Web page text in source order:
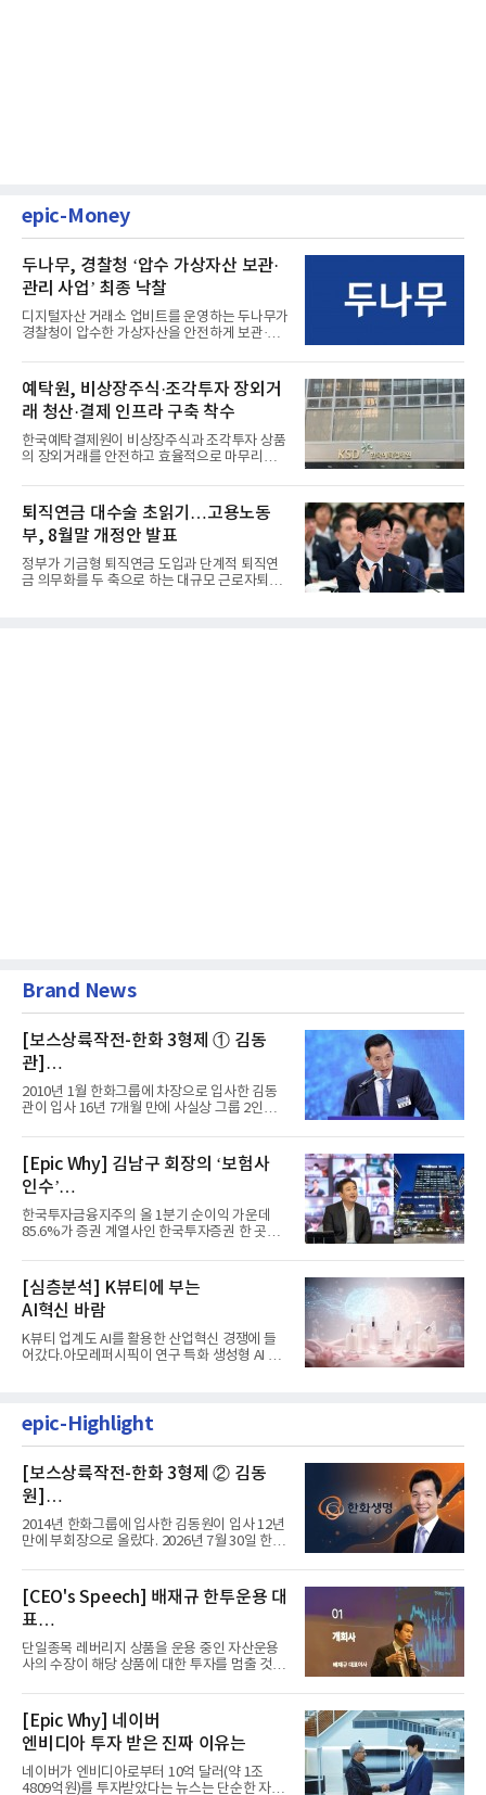
epic-Money
두나무, 경찰청 ‘압수 가상자산 보관·
관리 사업’ 최종 낙찰
디지털자산 거래소 업비트를 운영하는 두나무가
경찰청이 압수한 가상자산을 안전하게 보관·관
예탁원, 비상장주식·조각투자 장외거
래 청산·결제 인프라 구축 착수
한국예탁결제원이 비상장주식과 조각투자 상품
의 장외거래를 안전하고 효율적으로 마무리하기
퇴직연금 대수술 초읽기…고용노동
부, 8월말 개정안 발표
정부가 기금형 퇴직연금 도입과 단계적 퇴직연
금 의무화를 두 축으로 하는 대규모 근로자퇴직
Brand News
[보스상륙작전-한화 3형제 ① 김동
관]
입사 16년 만에 수석부회장 … 경영승
계 ‘초읽기’
2010년 1월 한화그룹에 차장으로 입사한 김동
관이 입사 16년 7개월 만에 사실상 그룹 2인자
[Epic Why] 김남구 회장의 ‘보험사
인수’
발걸음이 신중해진 배경은?
한국투자금융지주의 올 1분기 순이익 가운데
85.6%가 증권 계열사인 한국투자증권 한 곳에
[심층분석] K뷰티에 부는
AI혁신 바람
K뷰티 업계도 AI를 활용한 산업혁신 경쟁에 들
어갔다.아모레퍼시픽이 연구 특화 생성형 AI 플
epic-Highlight
[보스상륙작전-한화 3형제 ② 김동
원]
입사 12년 만에 금융계열 수장 등극
2014년 한화그룹에 입사한 김동원이 입사 12년
만에 부회장으로 올랐다. 2026년 7월 30일 한화
[CEO's Speech] 배재규 한투운용 대
표
“개별종목 레버리지 투자 지금이라도
멈춰라”
단일종목 레버리지 상품을 운용 중인 자산운용
사의 수장이 해당 상품에 대한 투자를 멈출 것을
[Epic Why] 네이버
엔비디아 투자 받은 진짜 이유는
네이버가 엔비디아로부터 10억 달러(약 1조
4809억원)를 투자받았다는 뉴스는 단순한 자금